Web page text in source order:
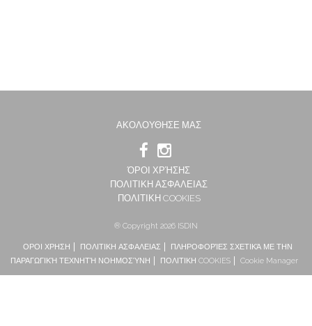
ΑΚΟΛΟΥΘΗΣΕ ΜΑΣ
ΌΡΟΙ ΧΡΉΣΗΣ
ΠΟΛΙΤΙΚΗ ΑΣΦΑΛΕΙΑΣ
ΠΟΛΙΤΙΚΗ COOKIES
® Copyright 2026 ISDIN
ΟΡΟΙ ΧΡΗΣΗ ΠΟΛΙΤΙΚΗ ΑΣΦΑΛΕΙΑΣ
ΠΛΗΡΟΦΟΡΊΕΣ ΣΧΕΤΙΚΆ ΜΕ ΤΗΝ
ΠΑΡΑΓΩΓΙΚΉ ΤΕΧΝΗΤΉ ΝΟΗΜΟΣΎΝΗ
ΠΟΛΙΤΙΚΗ COOKIES Cookie Manager